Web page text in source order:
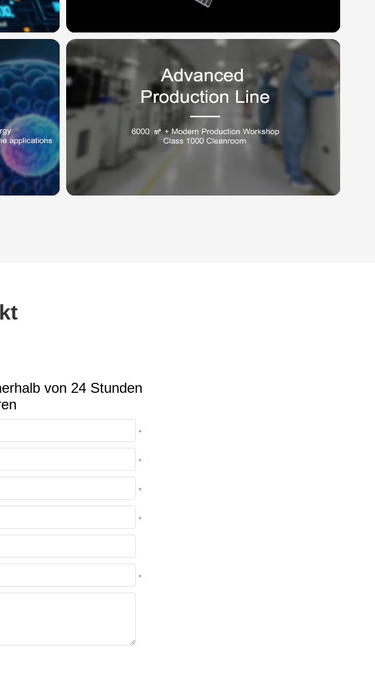
von 24 Stunden
*
*
*
*
*